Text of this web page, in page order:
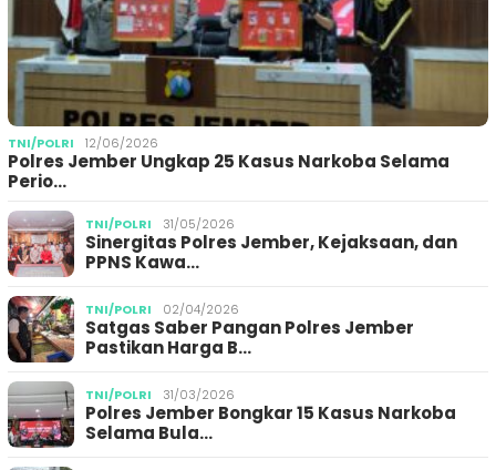
TNI/POLRI 12/06/2026
Polres Jember Ungkap 25 Kasus Narkoba Selama
Perio…
TNI/POLRI 31/05/2026
Sinergitas Polres Jember, Kejaksaan, dan
PPNS Kawa…
TNI/POLRI 02/04/2026
Satgas Saber Pangan Polres Jember
Pastikan Harga B…
TNI/POLRI 31/03/2026
Polres Jember Bongkar 15 Kasus Narkoba
Selama Bula…